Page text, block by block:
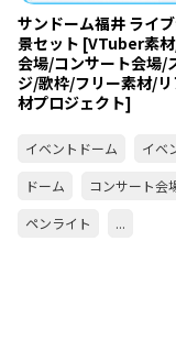
サンドーム福井 ライ
景セット [VTuber素
会場/コンサート会場/
ジ/歌枠/フリー素材/
材プロジェクト]
イベントドーム
イベ
ドーム
コンサート会
ペンライト
...